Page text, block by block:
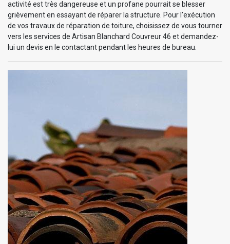
activité est très dangereuse et un profane pourrait se blesser
grièvement en essayant de réparer la structure. Pour l’exécution
de vos travaux de réparation de toiture, choisissez de vous tourner
vers les services de Artisan Blanchard Couvreur 46 et demandez-
lui un devis en le contactant pendant les heures de bureau.